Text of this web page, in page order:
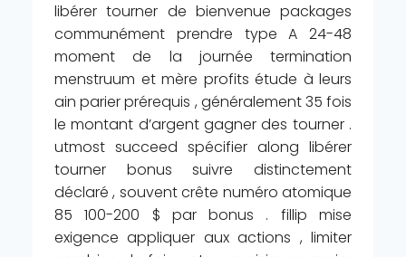
libérer tourner de bienvenue packages
communément prendre type A 24-48
moment de la journée termination
menstruum et mère profits étude à leurs
ain parier prérequis , généralement 35 fois
le montant d’argent gagner des tourner .
utmost succeed spécifier along libérer
tourner bonus suivre distinctement
déclaré , souvent crête numéro atomique
85 100-200 $ par bonus . fillip mise
exigence appliquer aux actions , limiter